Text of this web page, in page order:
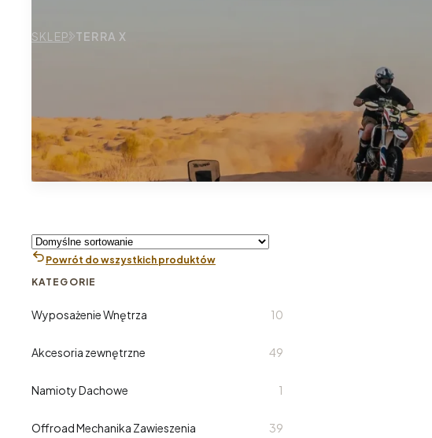
SKLEP TERRA X
Powrót do wszystkich produktów
KATEGORIE
Wyposażenie Wnętrza 10
Akcesoria zewnętrzne 49
Namioty Dachowe 1
Offroad Mechanika Zawieszenia 39